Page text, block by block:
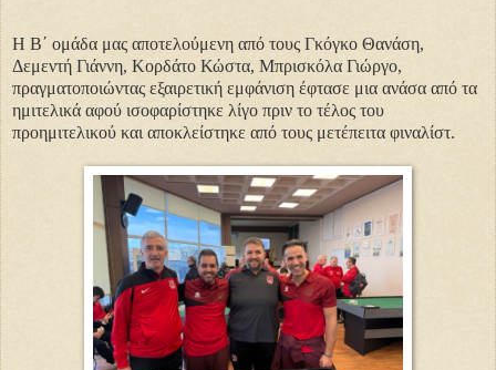
Η Β΄ ομάδα μας αποτελούμενη από τους Γκόγκο Θανάση,
Δεμεντή Γιάννη, Κορδάτο Κώστα, Μπρισκόλα Γιώργο,
πραγματοποιώντας εξαιρετική εμφάνιση έφτασε μια ανάσα από τα
ημιτελικά αφού ισοφαρίστηκε λίγο πριν το τέλος του
προημιτελικού και αποκλείστηκε από τους μετέπειτα φιναλίστ.